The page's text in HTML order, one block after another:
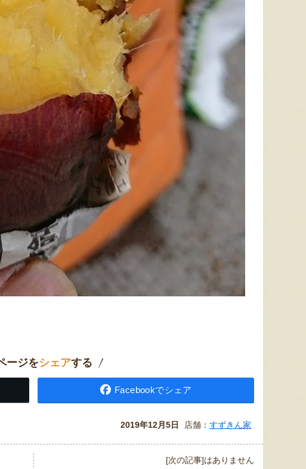
ージをシェアする
Facebookでシェア
2019年12月5日 店舗： すずきん家
[次の記事]はありません
る
す漬
が好
人気
太田農園が手塩にかけて育て
たアールスメロン！イギリス
生まれの原種メロンの血をひ
く、「メロンの王様」とも呼
予約注文：新潟産 アールスメロ
新潟市江南区で育てられた和
梨。有機質肥料と、すべての
によって、濃厚な甘みと美し